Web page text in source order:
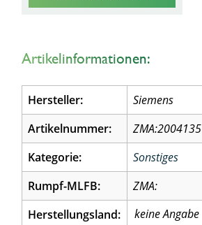
Artikelinformationen:
Hersteller:
Siemens
Artikelnummer:
Kategorie:
Sonstiges
Rumpf-MLFB:
ZMA:
Herstellungsland: